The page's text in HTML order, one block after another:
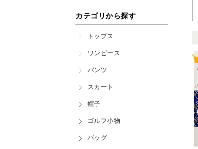
カテゴリから探す
トップス
ワンピース
パンツ
スカート
帽子
ゴルフ小物
バッグ